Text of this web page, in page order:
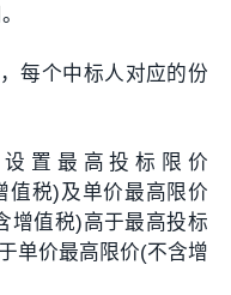
每个中标人对应的份
置最高投标限价
值税)及单价最高限价
增值税)高于最高投标
单价最高限价(不含增